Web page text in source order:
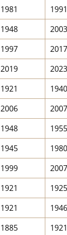
1981
1991
1948
2003
1997
2017
2019
2023
1921
1940
2006
2007
1948
1955
1945
1980
1999
2007
1921
1925
1921
1946
1885
1921